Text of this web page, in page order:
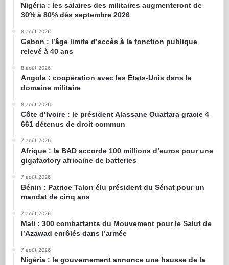
Nigéria : les salaires des militaires augmenteront de
30% à 80% dès septembre 2026
8 août 2026
Gabon : l’âge limite d’accès à la fonction publique
relevé à 40 ans
8 août 2026
Angola : coopération avec les États-Unis dans le
domaine militaire
8 août 2026
Côte d’Ivoire : le président Alassane Ouattara gracie 4
661 détenus de droit commun
7 août 2026
Afrique : la BAD accorde 100 millions d’euros pour une
gigafactory africaine de batteries
7 août 2026
Bénin : Patrice Talon élu président du Sénat pour un
mandat de cinq ans
7 août 2026
Mali : 300 combattants du Mouvement pour le Salut de
l’Azawad enrôlés dans l’armée
7 août 2026
Nigéria : le gouvernement annonce une hausse de la